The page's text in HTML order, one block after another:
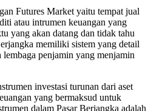
Futures Market yaitu tempat jual
atau intrumen keuangan yang
yang akan datang dan tidak tahu
memiliki sistem yang detail
penjamin yang menjamin
investasi turunan dari aset
yang bermaksud untuk
dalam Pasar Berjangka adalah